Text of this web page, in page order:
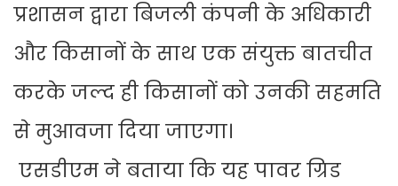
प्रशासन द्वारा बिजली कंपनी के अधिकारी
और किसानों के साथ एक संयुक्त बातचीत
करके जल्द ही किसानों को उनकी सहमति
से मुआवजा दिया जाएगा।
एसडीएम ने बताया कि यह पावर ग्रिड